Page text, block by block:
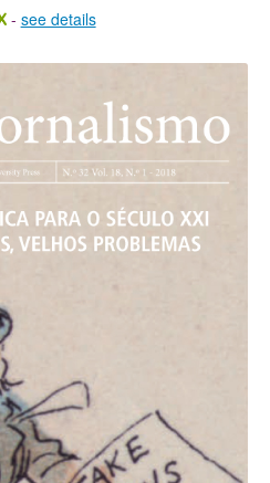
- see details